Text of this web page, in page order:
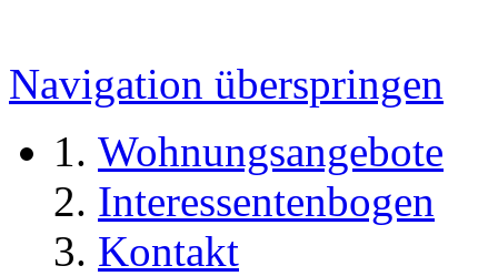
Navigation überspringen
Wohnungsangebote
Interessentenbogen
Kontakt